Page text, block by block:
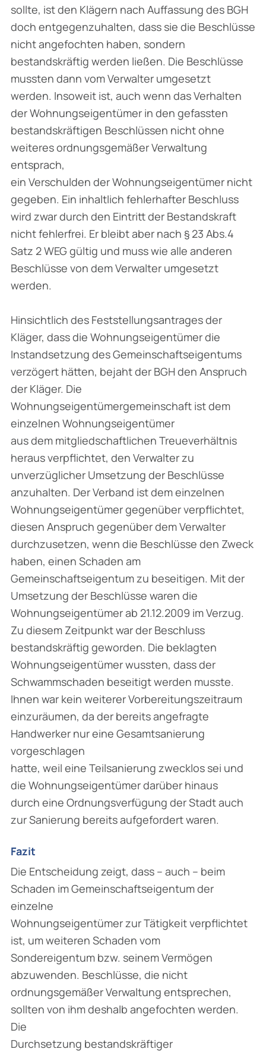
sollte, ist den Klägern nach Auffassung des BGH
doch entgegenzuhalten, dass sie die Beschlüsse
nicht angefochten haben, sondern
bestandskräftig werden ließen. Die Beschlüsse
mussten dann vom Verwalter umgesetzt
werden. Insoweit ist, auch wenn das Verhalten
der Wohnungseigentümer in den gefassten
bestandskräftigen Beschlüssen nicht ohne
weiteres ordnungsgemäßer Verwaltung
entsprach,
ein Verschulden der Wohnungseigentümer nicht
gegeben. Ein inhaltlich fehlerhafter Beschluss
wird zwar durch den Eintritt der Bestandskraft
nicht fehlerfrei. Er bleibt aber nach § 23 Abs.4
Satz 2 WEG gültig und muss wie alle anderen
Beschlüsse von dem Verwalter umgesetzt
werden.
Hinsichtlich des Feststellungsantrages der
Kläger, dass die Wohnungseigentümer die
Instandsetzung des Gemeinschaftseigentums
verzögert hätten, bejaht der BGH den Anspruch
der Kläger. Die
Wohnungseigentümergemeinschaft ist dem
einzelnen Wohnungseigentümer
aus dem mitgliedschaftlichen Treueverhältnis
heraus verpflichtet, den Verwalter zu
unverzüglicher Umsetzung der Beschlüsse
anzuhalten. Der Verband ist dem einzelnen
Wohnungseigentümer gegenüber verpflichtet,
diesen Anspruch gegenüber dem Verwalter
durchzusetzen, wenn die Beschlüsse den Zweck
haben, einen Schaden am
Gemeinschaftseigentum zu beseitigen. Mit der
Umsetzung der Beschlüsse waren die
Wohnungseigentümer ab 21.12.2009 im Verzug.
Zu diesem Zeitpunkt war der Beschluss
bestandskräftig geworden. Die beklagten
Wohnungseigentümer wussten, dass der
Schwammschaden beseitigt werden musste.
Ihnen war kein weiterer Vorbereitungszeitraum
einzuräumen, da der bereits angefragte
Handwerker nur eine Gesamtsanierung
vorgeschlagen
hatte, weil eine Teilsanierung zwecklos sei und
die Wohnungseigentümer darüber hinaus
durch eine Ordnungsverfügung der Stadt auch
zur Sanierung bereits aufgefordert waren.
Fazit
Die Entscheidung zeigt, dass – auch – beim
Schaden im Gemeinschaftseigentum der
einzelne
Wohnungseigentümer zur Tätigkeit verpflichtet
ist, um weiteren Schaden vom
Sondereigentum bzw. seinem Vermögen
abzuwenden. Beschlüsse, die nicht
ordnungsgemäßer Verwaltung entsprechen,
sollten von ihm deshalb angefochten werden.
Die
Durchsetzung bestandskräftiger